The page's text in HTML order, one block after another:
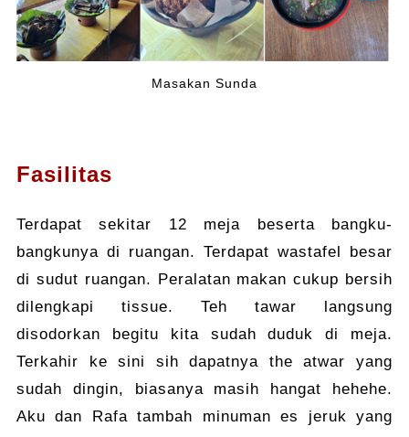
Masakan Sunda
Fasilitas
Terdapat sekitar 12 meja beserta bangku-
bangkunya di ruangan. Terdapat wastafel besar
di sudut ruangan. Peralatan makan cukup bersih
dilengkapi tissue. Teh tawar langsung
disodorkan begitu kita sudah duduk di meja.
Terkahir ke sini sih dapatnya the atwar yang
sudah dingin, biasanya masih hangat hehehe.
Aku dan Rafa tambah minuman es jeruk yang